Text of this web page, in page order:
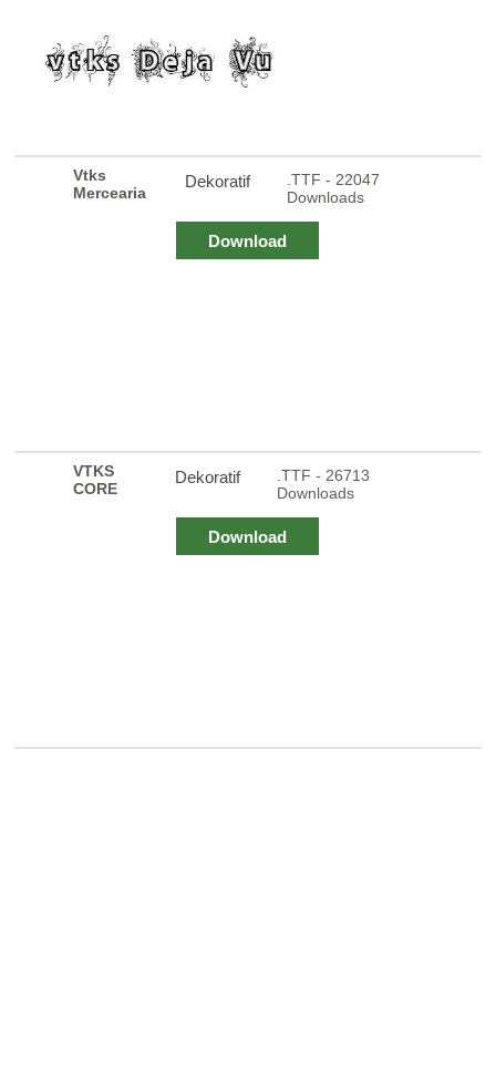
Vtks
Mercearia
Dekoratif
.TTF - 22047
Downloads
Download
VTKS
CORE
Dekoratif
.TTF - 26713
Downloads
Download